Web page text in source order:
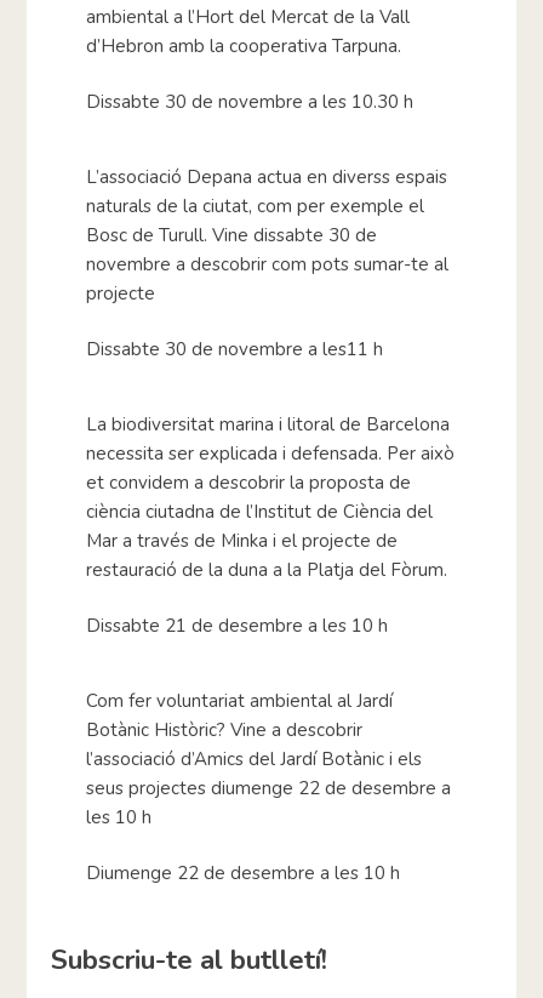
ambiental a l’Hort del Mercat de la Vall
d’Hebron amb la cooperativa Tarpuna.
Dissabte 30 de novembre a les 10.30 h
L’associació Depana actua en diverss espais
naturals de la ciutat, com per exemple el
Bosc de Turull. Vine dissabte 30 de
novembre a descobrir com pots sumar-te al
projecte
Dissabte 30 de novembre a les11 h
La biodiversitat marina i litoral de Barcelona
necessita ser explicada i defensada. Per això
et convidem a descobrir la proposta de
ciència ciutadna de l’Institut de Ciència del
Mar a través de Minka i el projecte de
restauració de la duna a la Platja del Fòrum.
Dissabte 21 de desembre a les 10 h
Com fer voluntariat ambiental al Jardí
Botànic Històric? Vine a descobrir
l’associació d’Amics del Jardí Botànic i els
seus projectes diumenge 22 de desembre a
les 10 h
Diumenge 22 de desembre a les 10 h
Subscriu-te al butlletí!